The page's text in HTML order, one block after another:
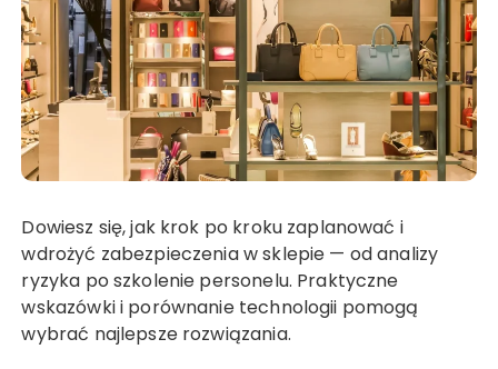
Dowiesz się, jak krok po kroku zaplanować i
wdrożyć zabezpieczenia w sklepie — od analizy
ryzyka po szkolenie personelu. Praktyczne
wskazówki i porównanie technologii pomogą
wybrać najlepsze rozwiązania.